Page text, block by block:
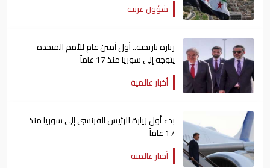
شؤون عربية
زيارة تاريخية.. أول أمين عام للأمم المتحدة
يتوجه إلى سوريا منذ 17 عاماً
أخبار عالمية
بدء أول زيارة للرئيس الفرنسي إلى سوريا منذ
17 عاماً
أخبار عالمية